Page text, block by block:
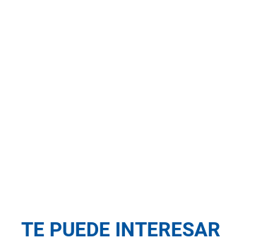
TE PUEDE INTERESAR